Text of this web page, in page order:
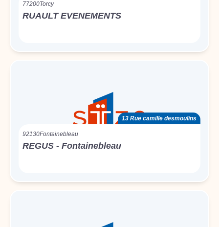
77200Torcy
RUAULT EVENEMENTS
13 Rue camille desmoulins
92130Fontainebleau
REGUS - Fontainebleau